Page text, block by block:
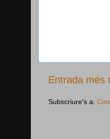
Entrada més
Subscriure's a: